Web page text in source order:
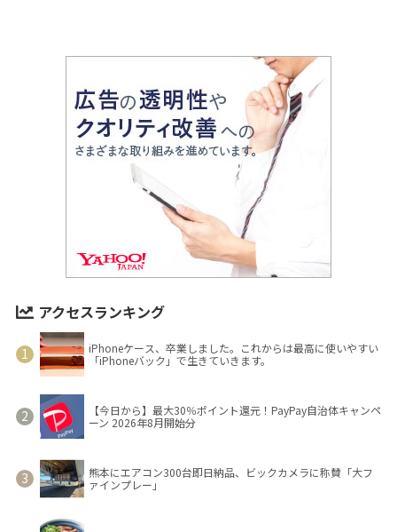
アクセスランキング
iPhoneケース、卒業しました。これからは最高に使いやすい
「iPhoneバック」で生きていきます。
【今日から】最大30％ポイント還元！PayPay自治体キャンペ
ーン 2026年8月開始分
熊本にエアコン300台即日納品、ビックカメラに称賛「大フ
ァインプレー」